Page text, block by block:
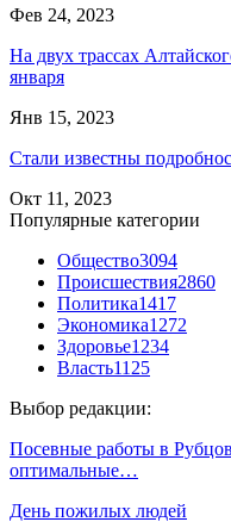
Фев 24, 2023
На двух трассах
января
Янв 15, 2023
Стали известны
Окт 11, 2023
Популярные категории
Общество3094
Происшествия2860
Политика1417
Экономика1272
Здоровье1234
Власть1125
Выбор редакции:
Посевные работы в
оптимальные…
День пожилых людей